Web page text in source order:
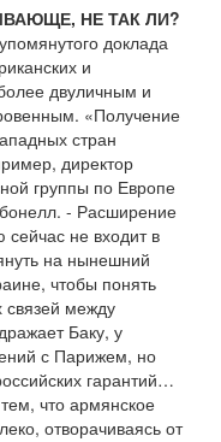
НЕ ТАК ЛИ?
доклада
и
двуличным и
«Получение
стран
директор
группы по Европе
- Расширение
не входит в
на нынешний
чтобы понять
между
Баку, у
с Парижем, но
гарантий…
что армянское
отворачиваясь от